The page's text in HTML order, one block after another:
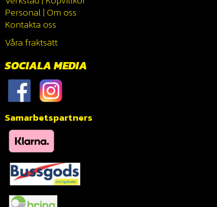
Personal| Om oss
Kontakta oss
Våra fraktsätt
SOCIALA MEDIA
Samarbetspartners